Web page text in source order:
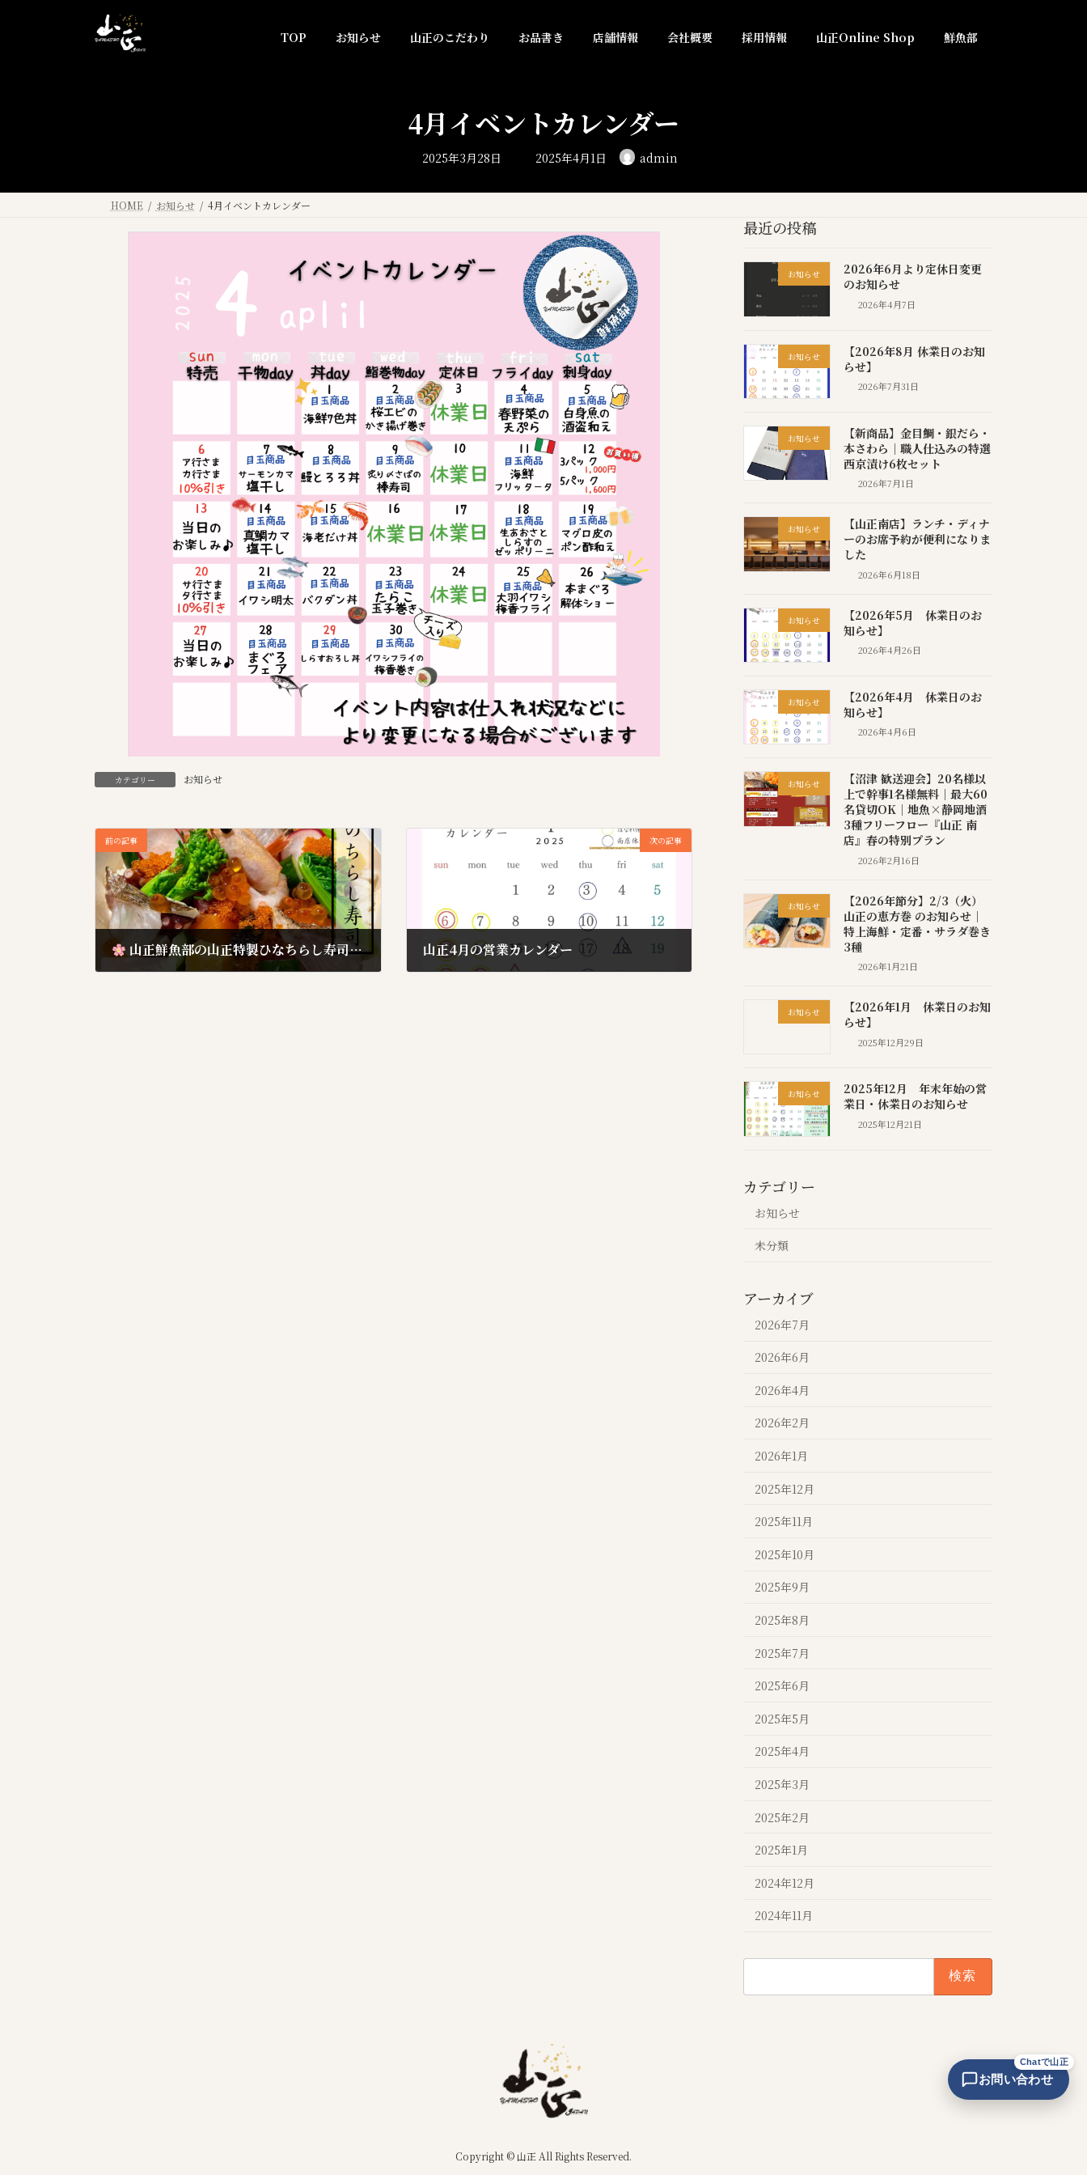
TOP お知らせ 山正のこだわり お品書き 店舗情報 会社概要 採用情報 山正Online Shop 鮮魚部
4月イベントカレンダー
2025年3月28日 最
終
日
2025年4月1日 admin
HOME お知らせ 4月イベントカレンダー
カテゴリー お知らせ
前の記事
山正鮮魚部の山正特製ひなちらし寿司 販売のお知らせ
次の記事
山正4月の営業カレンダー
最近の投稿
お知らせ
2026年6月より定休日変更
のお知らせ
2026年4月7日
お知らせ
【2026年8月 休業日のお知
らせ】
2026年7月31日
お知らせ
【新商品】金目鯛・銀だら・
本さわら｜職人仕込みの特選
西京漬け6枚セット
2026年7月1日
お知らせ
【山正南店】ランチ・ディナ
ーのお席予約が便利になりま
した
2026年6月18日
お知らせ
【2026年5月 休業日のお
知らせ】
2026年4月26日
お知らせ
【2026年4月 休業日のお
知らせ】
2026年4月6日
お知らせ
【沼津 歓送迎会】20名様以
上で幹事1名様無料｜最大60
名貸切OK｜地魚×静岡地酒
3種フリーフロー『山正 南
店』春の特別プラン
2026年2月16日
お知らせ
【2026年節分】2/3（火）
山正の恵方巻 のお知らせ｜
特上海鮮・定番・サラダ巻き
3種
2026年1月21日
お知らせ
【2026年1月 休業日のお知
らせ】
2025年12月29日
お知らせ
2025年12月 年末年始の営
業日・休業日のお知らせ
2025年12月21日
カテゴリー
お知らせ
未分類
アーカイブ
2026年7月
2026年6月
2026年4月
2026年2月
2026年1月
2025年12月
2025年11月
2025年10月
2025年9月
2025年8月
2025年7月
2025年6月
2025年5月
2025年4月
2025年3月
2025年2月
2025年1月
2024年12月
2024年11月
Copyright © 山正 All Rights Reserved.
お問い合わせ
Chatで山正